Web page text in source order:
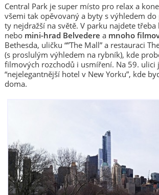
Central Park je super místo pro relax a
všemi tak opěvovaný a byty s výhledem
ty nejdražší na světě. V parku najdete třeba l
nebomini-hrad Belvedere a mnoho
Bethesda, uličku “”The Mall” a restauraci
(s proslulým výhledem na rybník), kde
filmových rozchodů i usmíření. Na 59. ulici
“nejelegantnější hotel v New Yorku”, kde
doma.